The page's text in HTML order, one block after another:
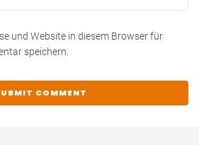
und Website in diesem Browser für
speichern.